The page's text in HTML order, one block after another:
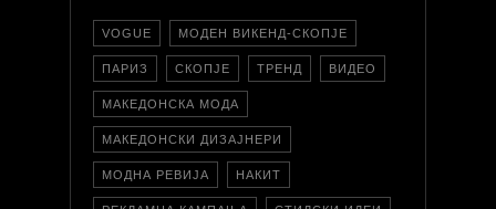
VOGUE МОДЕН ВИКЕНД-СКОПЈЕ
ПАРИЗ СКОПЈЕ ТРЕНД ВИДЕО
МАКЕДОНСКА МОДА
МАКЕДОНСКИ ДИЗАЈНЕРИ
МОДНА РЕВИЈА НАКИТ